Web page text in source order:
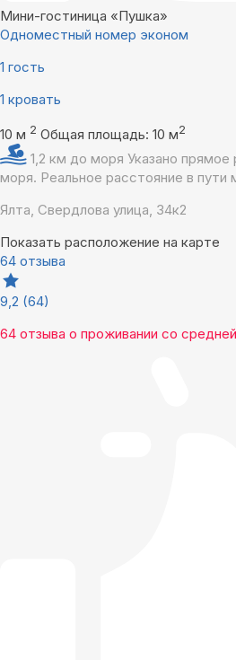
Мини-гостиница «Пушка»
Одноместный номер эконом
1 гость
1 кровать
10 м 2 Общая площадь: 10 м2
1,2 км до моря Указано прямое
моря. Реальное расстояние в
Ялта, Свердлова улица, 34к2
Показать расположение на карте
64 отзыва
9,2 (64)
64 отзыва о проживании со